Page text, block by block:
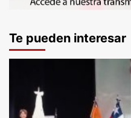
Te pueden interesar